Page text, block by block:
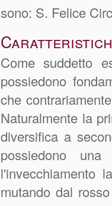
sono: S. Felice
Come suddetto
possiedono
che
Naturalmente la
diversifica a
possiedono
l'invecchiamento
mutando dal